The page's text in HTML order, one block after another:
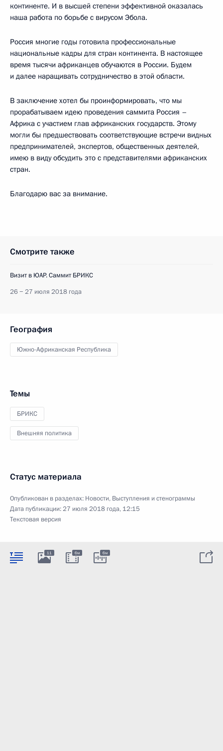
континенте. И в высшей степени эффективной оказалась
наша работа по борьбе с вирусом Эбола.
Россия многие годы готовила профессиональные
национальные кадры для стран континента. В настоящее
время тысячи африканцев обучаются в России. Будем
и далее наращивать сотрудничество в этой области.
В заключение хотел бы проинформировать, что мы
прорабатываем идею проведения саммита Россия –
Африка с участием глав африканских государств. Этому
могли бы предшествовать соответствующие встречи видных
предпринимателей, экспертов, общественных деятелей,
имею в виду обсудить это с представителями африканских
стран.
Благодарю вас за внимание.
Смотрите также
Визит в ЮАР. Саммит БРИКС
26 − 27 июля 2018 года
География
Южно-Африканская Республика
Темы
БРИКС
Внешняя политика
Статус материала
Опубликован в разделах: Новости, Выступления и стенограммы
Дата публикации:27 июля 2018 года, 12:15
Текстовая версия
11 6м 6м